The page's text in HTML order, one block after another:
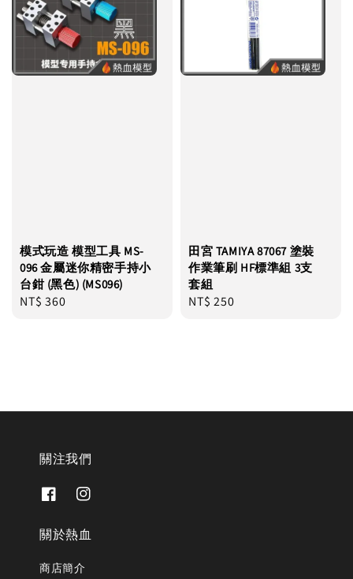
模式玩造 模型工具 MS-
096 金屬迷你精密手持小
台鉗 (黑色) (MS096)
Regular
NT$ 360
田宮 TAMIYA 87067 塗裝
作業筆刷 HF標準組 3支
套組
Regular
NT$ 250
關注我們
關於熱血
商店簡介